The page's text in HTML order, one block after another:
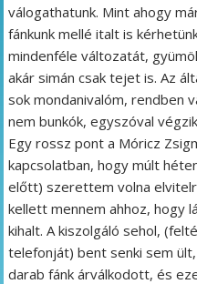
válogathatunk. Mint ahogy
fánkunk mellé italt is
mindenféle változatát,
akár simán csak tejet is. Az
sok mondanivalóm, rendben
nem bunkók, egyszóval
Egy rossz pont a Móricz
kapcsolatban, hogy múlt
előtt) szerettem volna
kellett mennem ahhoz, hogy
kihalt. A kiszolgáló sehol,
telefonját) bent senki sem
darab fánk árválkodott, és